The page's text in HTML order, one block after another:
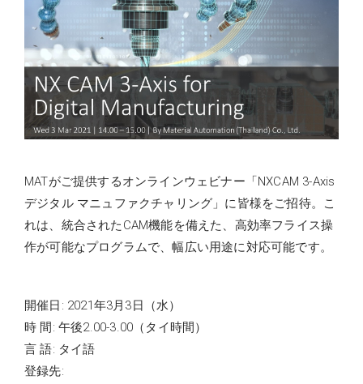
MATがご提供するオンラインウェビナー「NXCAM 3-Axis
デジタル マニュファクチャリング」に皆様をご招待。こ
れは、統合されたCAM機能を備えた、高効率フライス操
作が可能なプログラムで、幅広い用途に対応可能です。
開催日: 2021年3月3日（水）
時 間: 午後2.00-3.00（タイ時間）
言 語: タイ語
登録先: